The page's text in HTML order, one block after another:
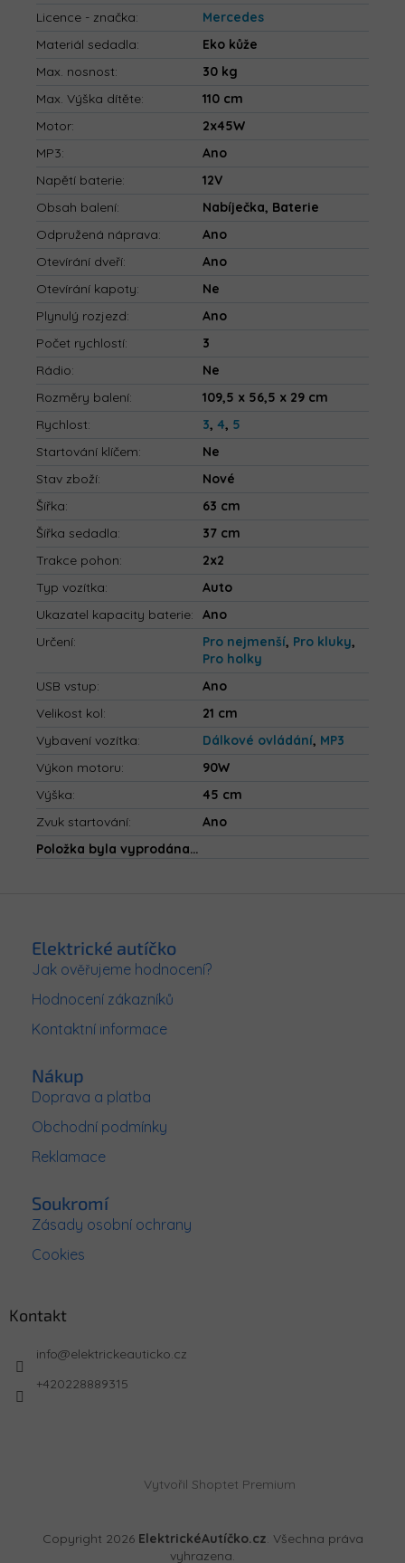
Licence - značka:
Mercedes
Materiál sedadla:
Eko kůže
Max. nosnost:
30 kg
Max. Výška dítěte:
110 cm
Motor:
2x45W
MP3:
Ano
Napětí baterie:
12V
Obsah balení:
Nabíječka, Baterie
Odpružená náprava:
Ano
Otevírání dveří:
Ano
Otevírání kapoty:
Ne
Plynulý rozjezd:
Ano
Počet rychlostí:
3
Rádio:
Ne
Rozměry balení:
109,5 x 56,5 x 29 cm
Rychlost: 3, 4, 5
Startování klíčem:
Ne
Stav zboží:
Nové
Šířka:
63 cm
Šířka sedadla:
37 cm
Trakce pohon:
2x2
Typ vozítka:
Auto
Ukazatel kapacity baterie:
Ano
Určení: Pro nejmenší, Pro kluky,
Pro holky
USB vstup:
Ano
Velikost kol:
21 cm
Vybavení vozítka: Dálkové ovládání, MP3
Výkon motoru:
90W
Výška:
45 cm
Zvuk startování:
Ano
Položka byla vyprodána…
Elektrické autíčko
Jak ověřujeme hodnocení?
Hodnocení zákazníků
Kontaktní informace
Nákup
Doprava a platba
Obchodní podmínky
Reklamace
Soukromí
Zásady osobní ochrany
Cookies
Kontakt
info@elektrickeauticko.cz
+420228889315
Vytvořil Shoptet Premium
Copyright 2026 ElektrickéAutíčko.cz. Všechna práva
vyhrazena.